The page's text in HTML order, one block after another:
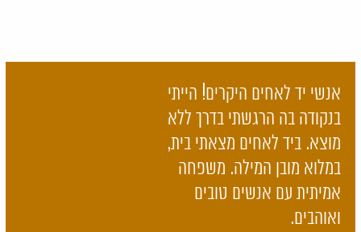
אנשי יד לאחים היקרים! הייתי
בנקודה בה הרגשתי בדרך ללא
מוצא. ביד לאחים מצאתי בית,
במלוא מובן המילה. משפחה
אמיתית עם אנשים טובים
ואוהבים.